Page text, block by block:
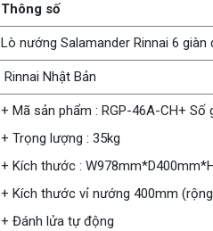
Thông số
Lò nướng Salamander Rinnai 6 giàn
Rinnai Nhật Bản
+ Mã sản phẩm : RGP-46A-CH+ Số
+ Trọng lượng : 35kg
+ Kích thước :
+ Kích thước vỉ nướng 400mm
+ Đánh lửa tự động